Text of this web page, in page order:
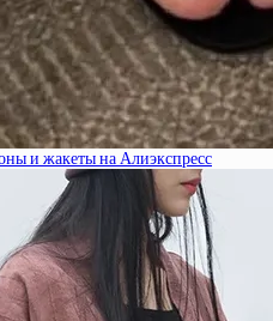
и жакеты на Алиэкспресс